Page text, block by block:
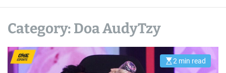
Category: Doa AudyTzy
E
2 min read